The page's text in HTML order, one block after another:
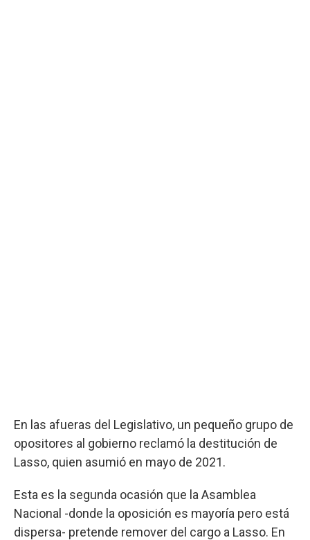
En las afueras del Legislativo, un pequeño grupo de
opositores al gobierno reclamó la destitución de
Lasso, quien asumió en mayo de 2021.
Esta es la segunda ocasión que la Asamblea
Nacional -donde la oposición es mayoría pero está
dispersa- pretende remover del cargo a Lasso. En